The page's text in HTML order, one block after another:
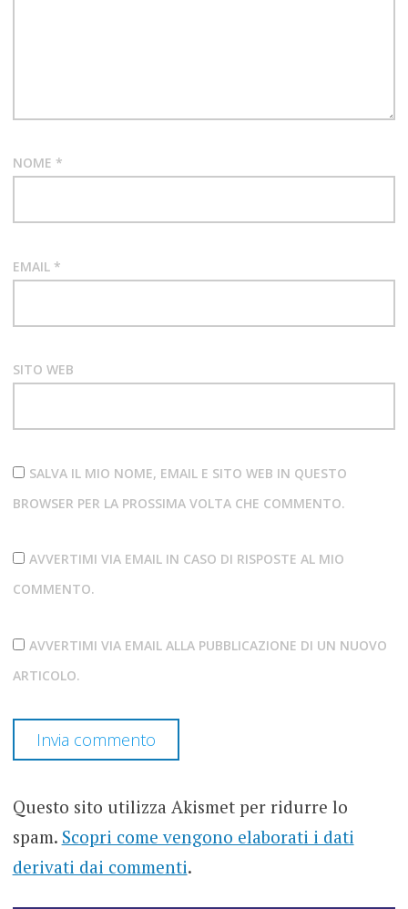
THE
OVERVIEW
TRANCE-
NOME *
EMAIL *
SITO WEB
SALVA IL MIO NOME, EMAIL E SITO WEB IN QUESTO
BROWSER PER LA PROSSIMA VOLTA CHE COMMENTO.
AVVERTIMI VIA EMAIL IN CASO DI RISPOSTE AL MIO
COMMENTO.
AVVERTIMI VIA EMAIL ALLA PUBBLICAZIONE DI UN NUOVO
ARTICOLO.
Questo sito utilizza Akismet per ridurre lo
spam. Scopri come vengono elaborati i dati
derivati dai commenti.